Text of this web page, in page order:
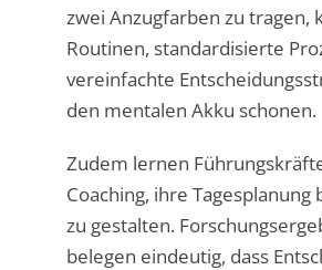
zwei Anzugfarben zu tragen,
Routinen, standardisierte
vereinfachte
den mentalen Akku schonen.
Zudem lernen
Coaching, ihre Tagesplanung
zu gestalten.
belegen eindeutig, dass